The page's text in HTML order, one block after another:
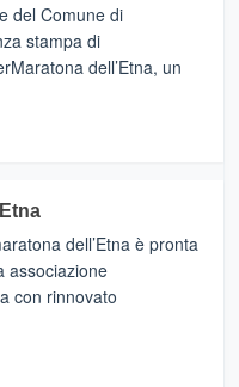
del Comune di
stampa di
dell’Etna, un
dell’Etna è pronta
associazione
con rinnovato